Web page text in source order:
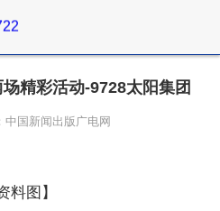
精彩活动-9728太阳集团
中国新闻出版广电网
料图】